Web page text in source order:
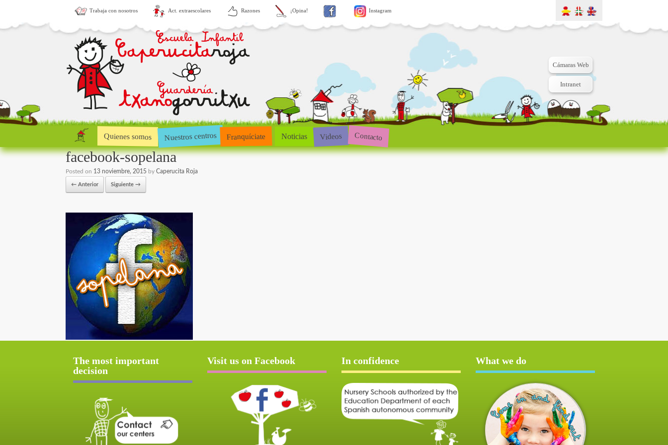
Trabaja con nosotros Act. extraescolares Razones ¡Opina! Instagram
Cámaras Web
Intranet
Quienes somos Nuestros centros Franquíciate Noticias Videos Contacto
facebook-sopelana
Posted on 13 noviembre, 2015 by Caperucita Roja
← Anterior Siguiente →
The most important
decision
Visit us on Facebook In confidence What we do